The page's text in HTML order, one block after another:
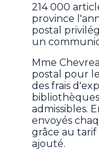
214 000
province
postal
un
Mme
postal pour
des frais
admissibles.
envoyés
grâce au
ajouté.